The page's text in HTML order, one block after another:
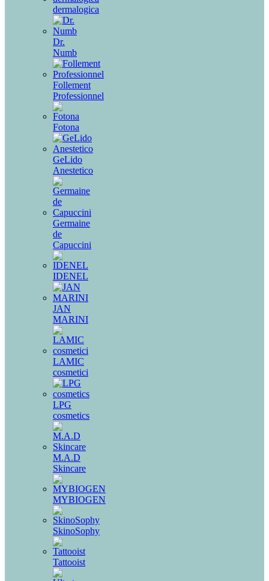
dermalogica
Dr.
Numb
Follement
Professionnel
Fotona
GeLido
Anestetico
Germaine
de
Capuccini
IDENEL
JAN
MARINI
LAMIC
cosmetici
LPG
cosmetics
M.A.D
Skincare
MYBIOGEN
SkinoSophy
Tattooist